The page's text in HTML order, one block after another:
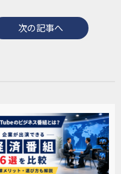
次の記事へ